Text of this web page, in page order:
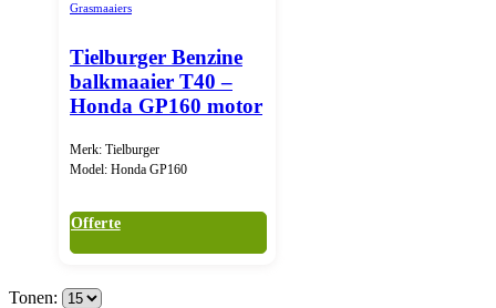
Grasmaaiers
Tielburger Benzine
balkmaaier T40 –
Honda GP160 motor
Merk: Tielburger
Model: Honda GP160
Offerte
Tonen: